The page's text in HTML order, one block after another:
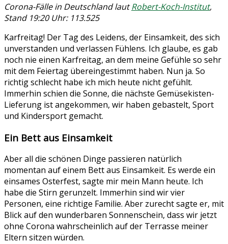
Corona-Fälle in Deutschland lautRobert-Koch-Institut,
Stand 19:20 Uhr: 113.525
Karfreitag! Der Tag des Leidens, der Einsamkeit, des sich
unverstanden und verlassen Fühlens. Ich glaube, es gab
noch nie einen Karfreitag, an dem meine Gefühle so sehr
mit dem Feiertag übereingestimmt haben. Nun ja. So
richtig schlecht habe ich mich heute nicht gefühlt.
Immerhin schien die Sonne, die nächste Gemüsekisten-
Lieferung ist angekommen, wir haben gebastelt, Sport
und Kindersport gemacht.
Ein Bett aus Einsamkeit
Aber all die schönen Dinge passieren natürlich
momentan auf einem Bett aus Einsamkeit. Es werde ein
einsames Osterfest, sagte mir mein Mann heute. Ich
habe die Stirn gerunzelt. Immerhin sind wir vier
Personen, eine richtige Familie. Aber zurecht sagte er, mit
Blick auf den wunderbaren Sonnenschein, dass wir jetzt
ohne Corona wahrscheinlich auf der Terrasse meiner
Eltern sitzen würden.